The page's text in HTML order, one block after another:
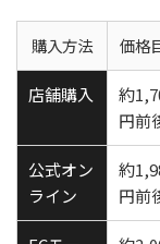
購入方法 価格
店舗購入
約
円前
公式オン
ライン
約
円前